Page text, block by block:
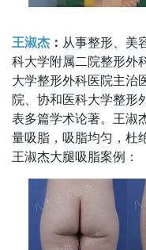
王淑杰 ： 从事整形、美
科大学附属二院整形外
大学整形外科医院主治
院、协和医科大学整形
表多篇学术论著。王淑
量吸脂，吸脂均匀，杜
王淑杰大腿吸脂案例：